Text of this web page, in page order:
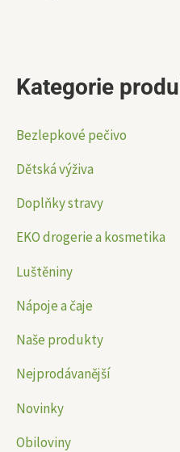
Kategorie
Bezlepkové pečivo
Dětská výživa
Doplňky stravy
EKO drogerie a kosmetika
Luštěniny
Nápoje a čaje
Naše produkty
Nejprodávanější
Novinky
Obiloviny